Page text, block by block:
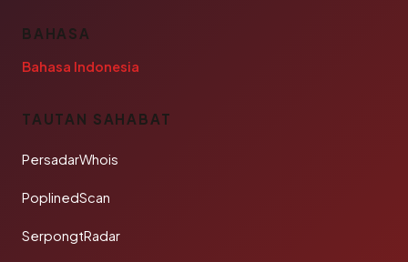
BAHASA
Bahasa Indonesia
TAUTAN SAHABAT
PersadarWhois
PoplinedScan
SerpongtRadar